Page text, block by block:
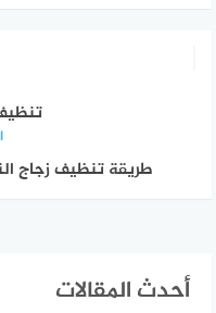
طريقة تنظيف زجاج النيش | 5 نصائح
أحدث المقالات